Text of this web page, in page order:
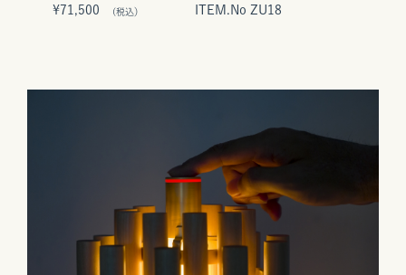
¥71,500
(税込） ITEM.No ZU18